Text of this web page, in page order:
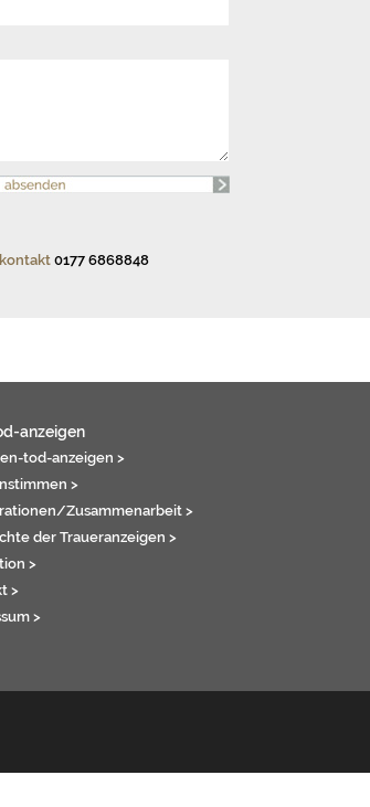
0177 6868848
anzeigen
tod-anzeigen >
>
Zusammenarbeit >
der Traueranzeigen >
>
>
>